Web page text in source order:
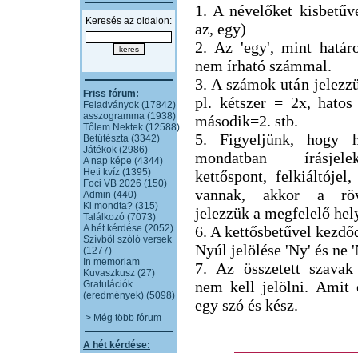
Keresés az oldalon:
Friss fórum:
Feladványok (17842)
asszogramma (1938)
Tőlem Nektek (12588)
Betűtészta (3342)
Játékok (2986)
A nap képe (4344)
Heti kvíz (1395)
Foci VB 2026 (150)
Admin (440)
Ki mondta? (315)
Találkozó (7073)
A hét kérdése (2052)
Szívből szóló versek
(1277)
In memoriam
Kuvaszkusz (27)
Gratulációk
(eredmények) (5098)
> Még több fórum
A hét kérdése:
1. A névelőket
az, egy)
2. Az 'egy', mint
nem írható számmal.
3. A számok után
pl. kétszer = 2x,
második=2. stb.
5. Figyeljünk, hogy
mondatban
kettőspont,
vannak, akkor a
jelezzük a megfelelő
6. A kettősbetűvel
Nyúl jelölése 'Ny' és ne
7. Az összetett
nem kell jelölni. Amit
egy szó és kész.